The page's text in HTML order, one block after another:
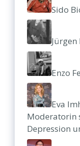
Sido
Enzo
Eva
Moderatorin
Depression